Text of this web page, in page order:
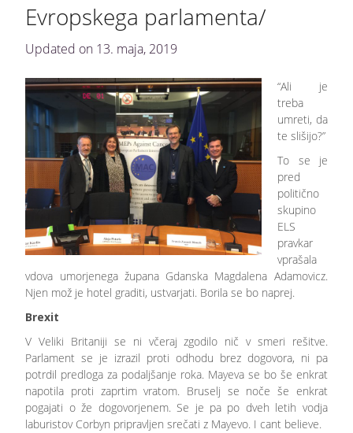
Evropskega parlamenta/
Updated on 13. maja, 2019
“Ali je
treba
umreti, da
te slišijo?”
To se je
pred
politično
skupino
ELS
pravkar
vprašala
vdova umorjenega župana Gdanska Magdalena Adamovicz.
Njen mož je hotel graditi, ustvarjati. Borila se bo naprej.
Brexit
V Veliki Britaniji se ni včeraj zgodilo nič v smeri rešitve.
Parlament se je izrazil proti odhodu brez dogovora, ni pa
potrdil predloga za podaljšanje roka. Mayeva se bo še enkrat
napotila proti zaprtim vratom. Bruselj se noče še enkrat
pogajati o že dogovorjenem. Se je pa po dveh letih vodja
laburistov Corbyn pripravljen srečati z Mayevo. I cant believe.